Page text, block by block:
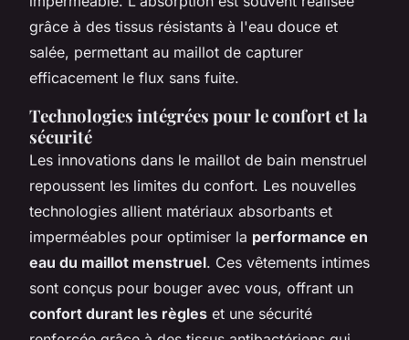
grâce à des tissus résistants à l'eau douce et
salée, permettant au maillot de capturer
efficacement le flux sans fuite.
Technologies intégrées pour le confort et la
sécurité
Les innovations dans le maillot de bain menstruel
repoussent les limites du confort. Les nouvelles
technologies allient matériaux absorbants et
imperméables pour optimiser la performance en
eau du maillot menstruel. Ces vêtements intimes
sont conçus pour bouger avec vous, offrant un
confort durant les règles et une sécurité